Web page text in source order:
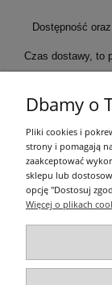
Dostępność
Czas dostawy, to
Dbamy o
Pliki cookies i
strony i pomagają
zaakceptować
sklepu lub
opcję "Dostosuj
Więcej o plikach